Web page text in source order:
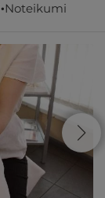
Noteikumi